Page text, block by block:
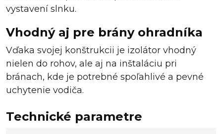
vystavení slnku.
Vhodný aj pre brány ohradníka
Vďaka svojej konštrukcii je izolátor vhodný
nielen do rohov, ale aj na inštaláciu pri
bránach, kde je potrebné spoľahlivé a pevné
uchytenie vodiča.
Technické parametre